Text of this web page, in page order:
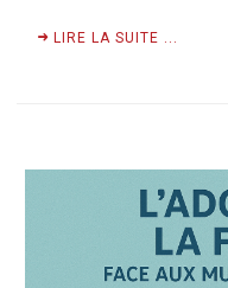
LIRE LA SUITE ...